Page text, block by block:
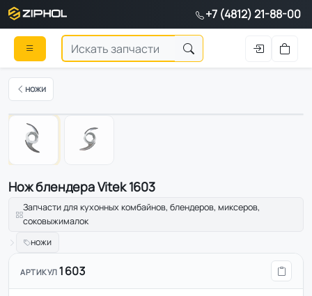
+7 (4812) 21-88-00
ножи
Нож блендера Vitek 1603
Запчасти для кухонных комбайнов, блендеров, миксеров,
соковыжималок
ножи
АРТИКУЛ 1603